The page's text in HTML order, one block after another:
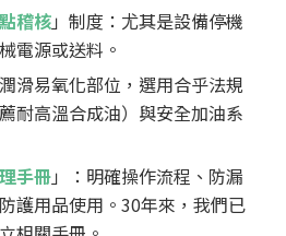
稽核」制度：尤其是設備停機
電源或送料。
滑易氧化部位，選用合乎法規
耐高溫合成油）與安全加油系
手冊」：明確操作流程、防漏
護用品使用。30年來，我們已